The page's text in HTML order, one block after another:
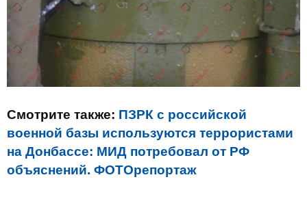
Смотрите также: ПЗРК с российской
военной базы используются террористами
на Донбассе: МИД потребовал от РФ
объяснений. ФОТОрепортаж